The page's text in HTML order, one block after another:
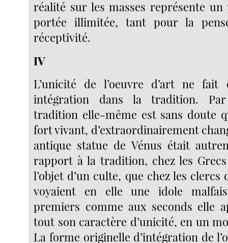
réalité sur les masses représente un
portée illimitée, tant pour la
réceptivité.
IV
L’unicité de l’oeuvre d’art ne fait
intégration dans la tradition.
tradition elle-même est sans doute
fort vivant, d’extraordinairement
antique statue de Vénus était
rapport à la tradition, chez les
l’objet d’un culte, que chez les
voyaient en elle une idole
premiers comme aux seconds elle
tout son caractère d’unicité, en un
La forme originelle d’intégration de